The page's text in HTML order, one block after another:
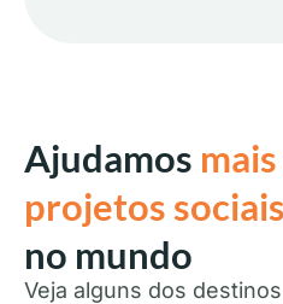
Ajudamos
projetos sociais
no mundo
Veja alguns dos